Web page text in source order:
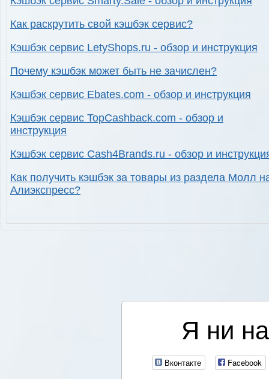
Как раскрутить свой кэшбэк сервис?
Кэшбэк сервис LetyShops.ru - обзор и инструкция
Почему кэшбэк может быть не зачислен?
Кэшбэк сервис Ebates.com - обзор и инструкция
Кэшбэк сервис TopCashback.com - обзор и
инструкция
Кэшбэк сервис Cash4Brands.ru - обзор и
Как получить кэшбэк за товары из раздела Молл
Алиэкспресс?
Я ни
Вконтакте Facebook